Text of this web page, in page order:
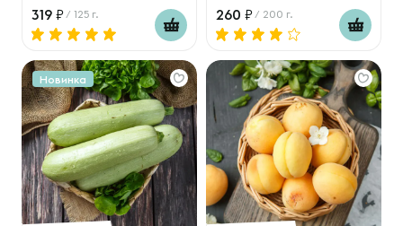
319 / 125 г. 260 / 200 г.
Новинка